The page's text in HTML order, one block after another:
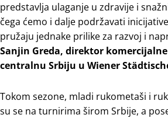
predstavlja ulaganje u zdravije i
čega ćemo i dalje podržavati
pružaju jednake prilike za razvoj i
Sanjin Greda, direktor
centralnu Srbiju u Wiener
Tokom sezone, mladi rukometaši i
su se na turnirima širom Srbije, a